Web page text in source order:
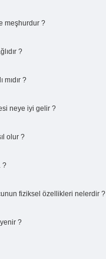
meşhurdur ?
?
mıdır ?
neye iyi gelir ?
olur ?
?
fiziksel özellikleri nelerdir ?
?